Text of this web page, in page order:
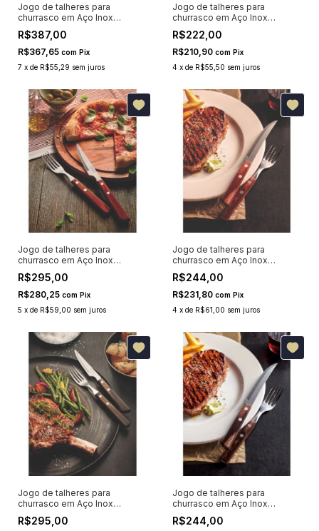
Jogo de talheres para
churrasco em Aço Inox
Tramontina Polywood
Vermelho 12 Peças 21199796
R$387,00
R$367,65 com Pix
7 x de R$55,29 sem juros
Jogo de talheres para
churrasco em Aço Inox
Tramontina Polywood
Vermelho 12 Peças 21199711
R$222,00
R$210,90 com Pix
4 x de R$55,50 sem juros
Jogo de talheres para
churrasco em Aço Inox
Tramontina Polywood
Vermelho 12 Peças 21199709
R$295,00
R$280,25 com Pix
5 x de R$59,00 sem juros
Jogo de talheres para
churrasco em Aço Inox
Tramontina Polywood
Vermelho 12 Peças 21199703
R$244,00
R$231,80 com Pix
4 x de R$61,00 sem juros
Jogo de talheres para
churrasco em Aço Inox
Tramontina Polywood
Castanho 12 Peças 21199909
R$295,00
Jogo de talheres para
churrasco em Aço Inox
Tramontina Polywood
Castanho 12 Peças 21199903
R$244,00